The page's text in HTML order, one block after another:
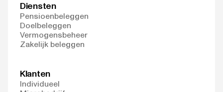
Diensten
Pensioenbeleggen
Doelbeleggen
Vermogensbeheer
Zakelijk beleggen
Klanten
Individueel